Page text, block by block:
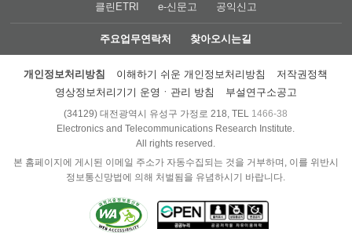
클린ETRI e-신문고 공익신고
주요업무연락처 찾아오시는길
개인정보처리방침 이해하기 쉬운 개인정보처리방침
저작권정책
영상정보처리기기 운영ㆍ관리 방침
부설연구소공고
(34129) 대전광역시 유성구 가정로 218, TEL 1466-38
Electronics and Telecommunications Research Institute.
All rights reserved.
본 홈페이지에 게시된 이메일 주소가 자동수집되는 것을 거부하며, 이를 위반시
정보통신망법에 의해 처벌됨을 유념하시기 바랍니다.